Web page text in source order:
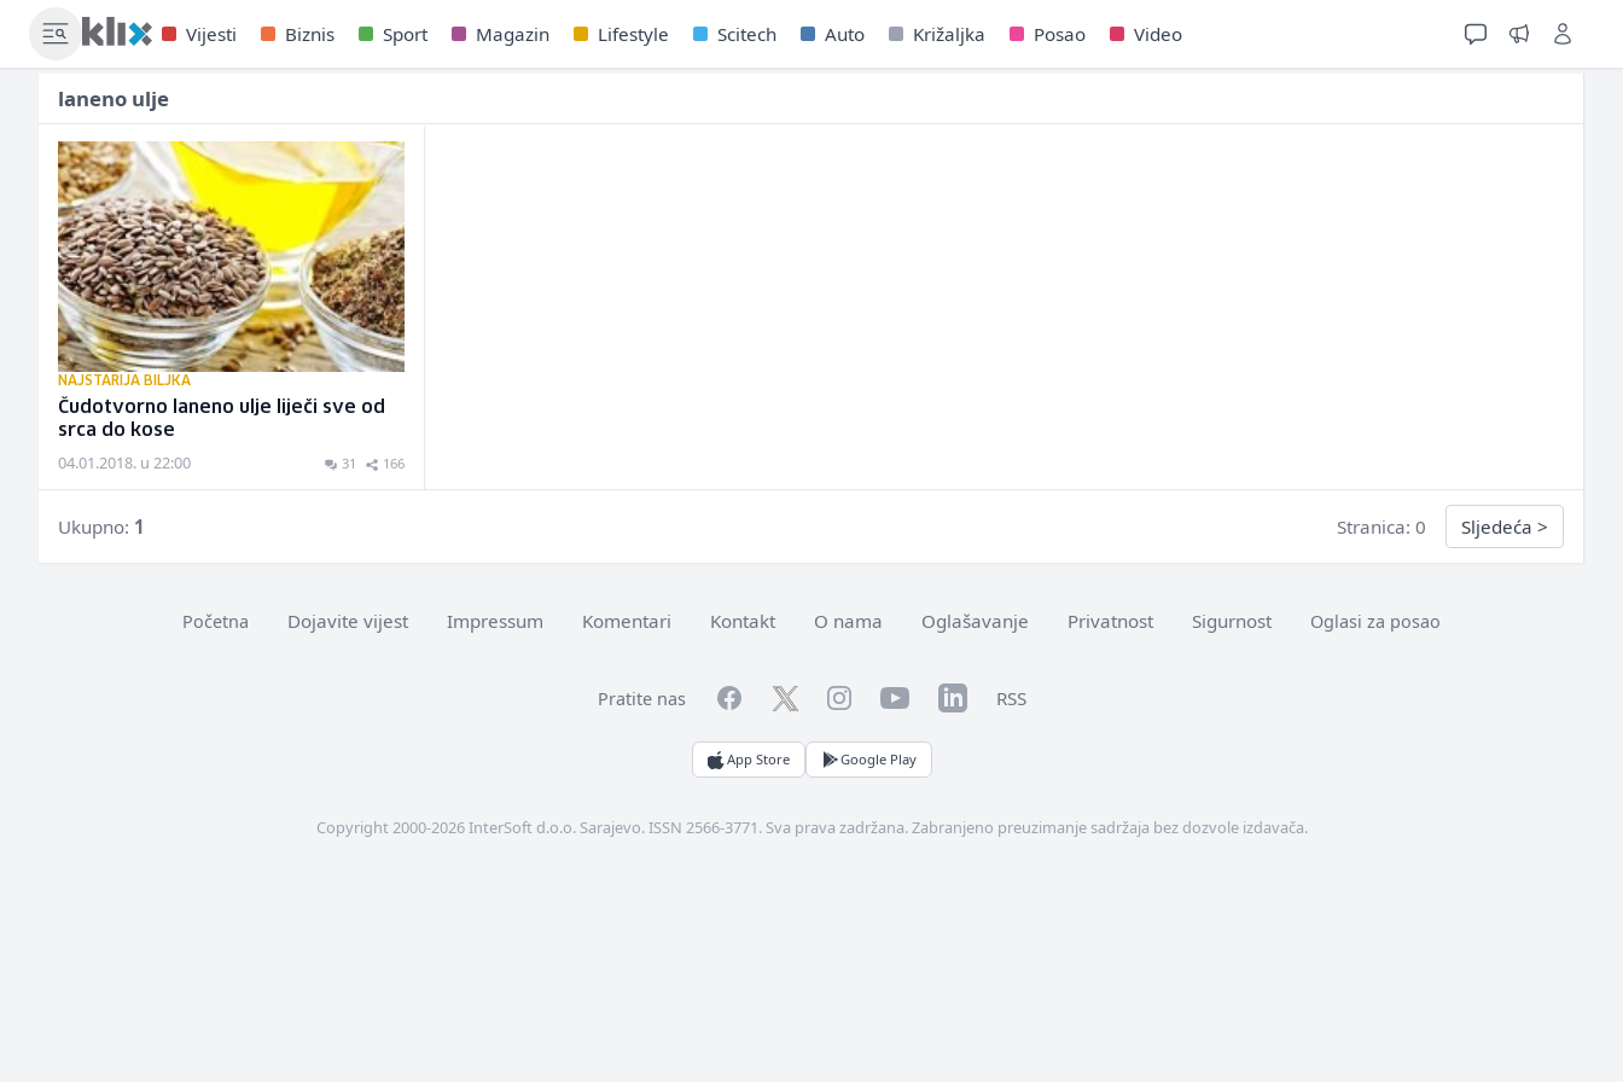
Vijesti Biznis Sport Magazin Lifestyle Scitech Auto Križaljka Posao Video
laneno ulje
NAJSTARIJA BILJKA
Čudotvorno laneno ulje liječi sve od
srca do kose
04.01.2018. u 22:00 31 166
Ukupno: 1 Stranica: 0 Sljedeća >
Početna Dojavite vijest Impressum Komentari Kontakt O nama Oglašavanje Privatnost Sigurnost Oglasi za posao
Pratite nas FacebookTwitterInstagramYouTubeLinkedInRSS
App Store Google Play
Copyright 2000-2026 InterSoft d.o.o. Sarajevo. ISSN 2566-3771. Sva prava zadržana. Zabranjeno preuzimanje sadržaja bez dozvole izdavača.